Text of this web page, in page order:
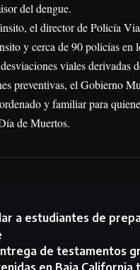
del dengue.
el director de Policía
y cerca de 90 policías en
viales derivadas
preventivas, el Gobierno
y familiar para
de Muertos.
a estudiantes de
de testamentos
en Baja